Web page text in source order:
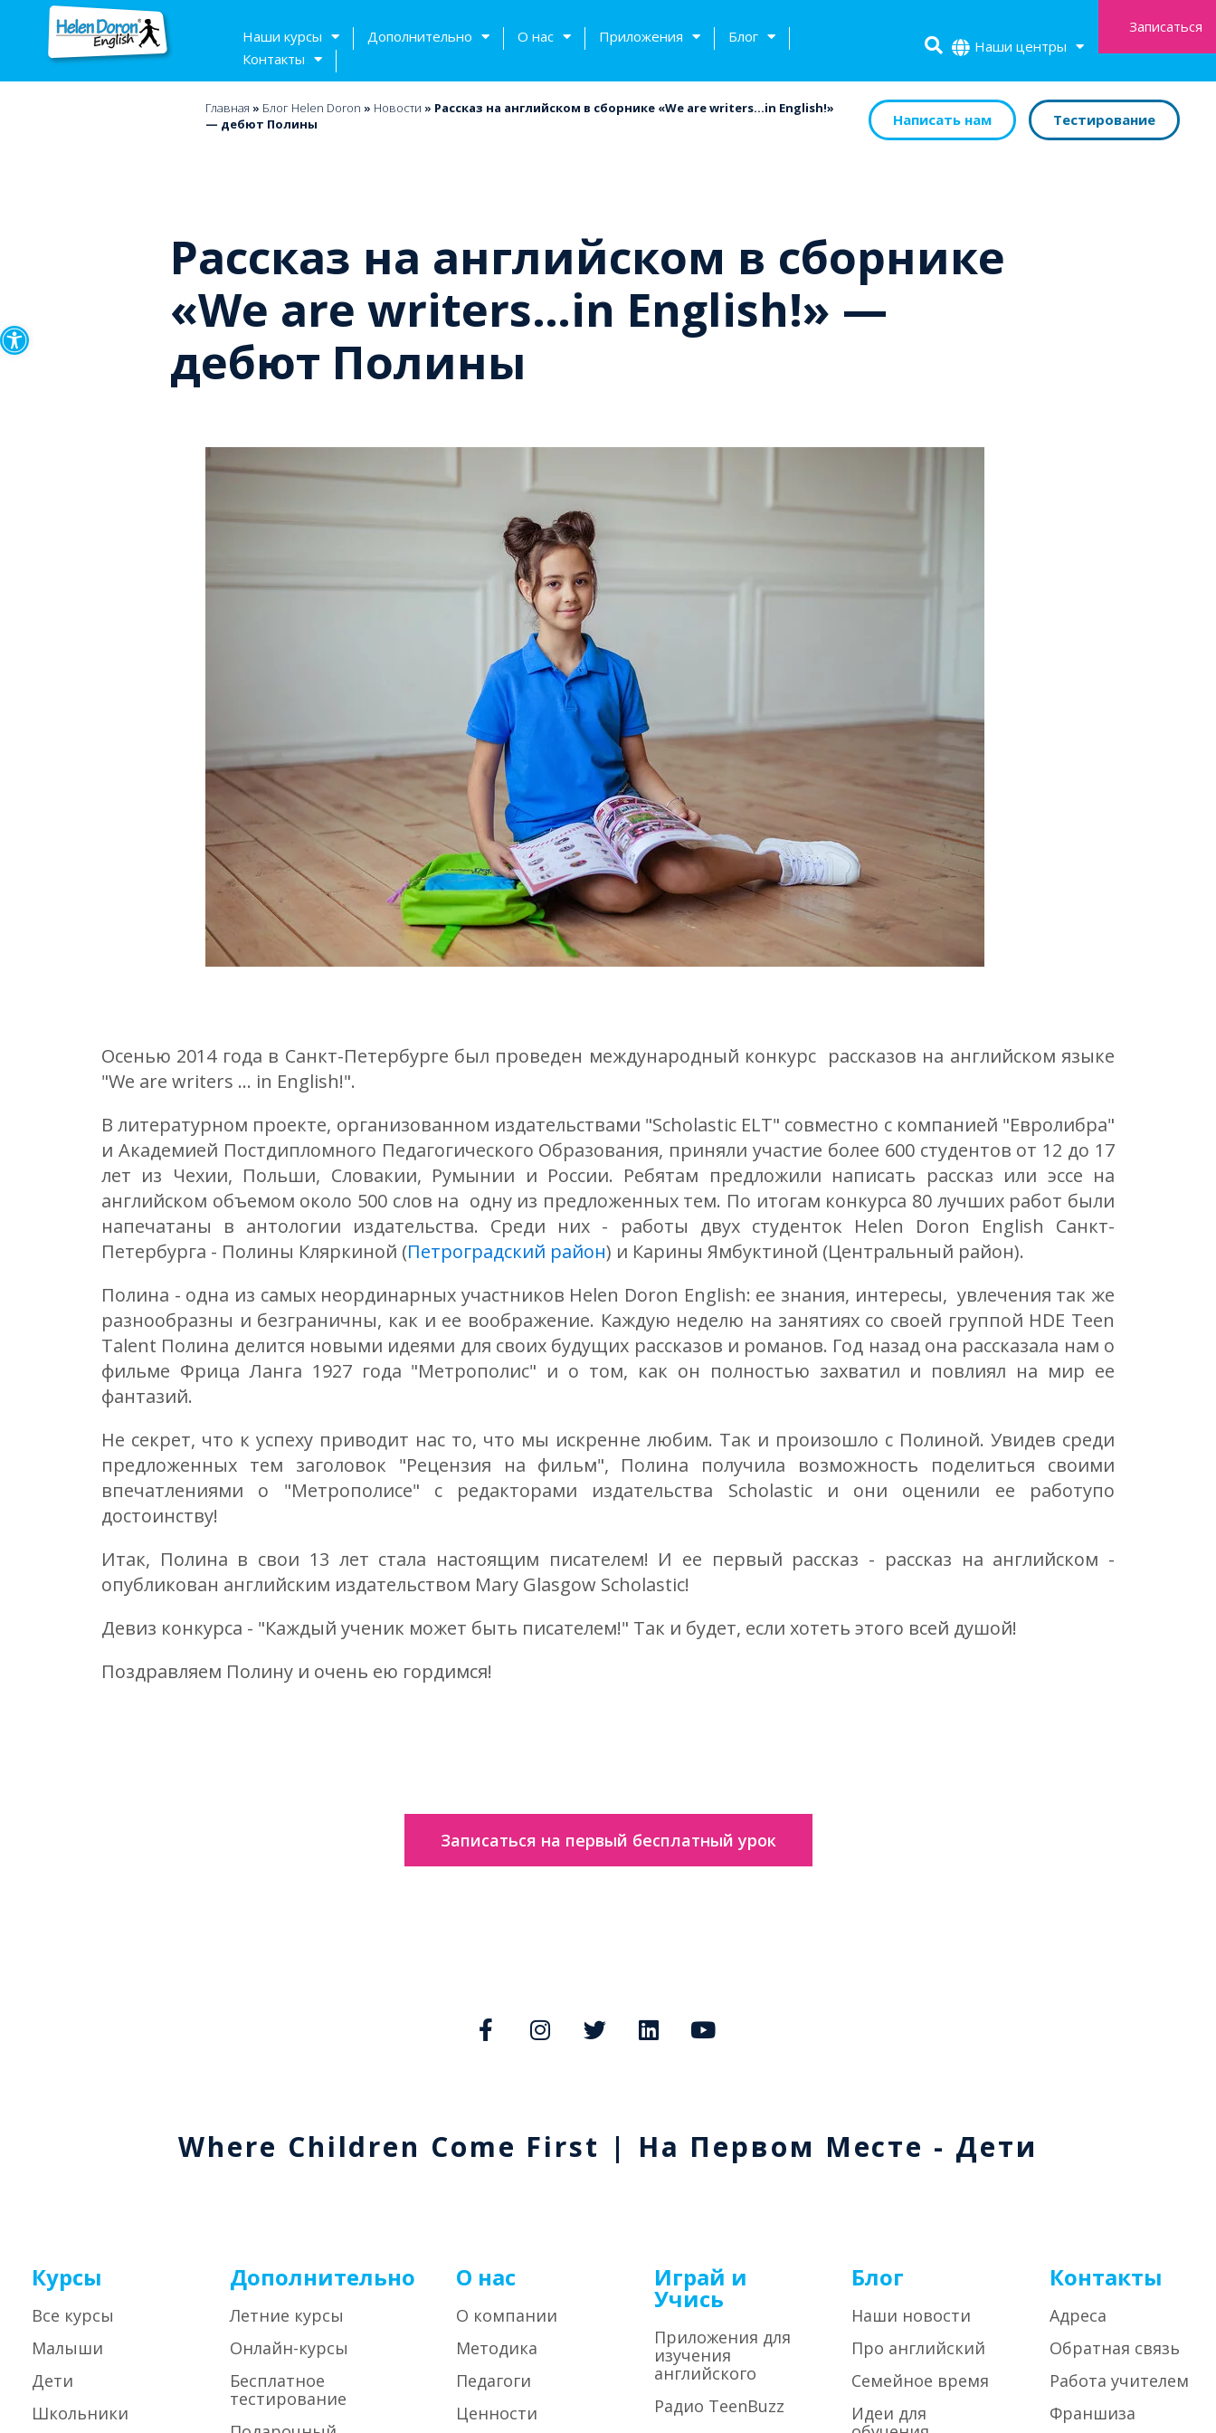
Открыть панель инструментов
Наши курсы Дополнительно О нас Приложения
Блог
Контакты
Наши центры
Записаться
Главная » Блог Helen Doron » Новости » Рассказ на английском в сборнике «We are writers…in English!»
— дебют Полины
Написать нам Тестирование
Рассказ на английском в сборнике
«We are writers…in English!» —
дебют Полины
Осенью 2014 года в Санкт-Петербурге был проведен международный конкурс рассказов на английском языке
"We are writers ... in English!".
В литературном проекте, организованном издательствами "Scholastic ELT" совместно с компанией "Евролибра"
и Академией Постдипломного Педагогического Образования, приняли участие более 600 студентов от 12 до 17
лет из Чехии, Польши, Словакии, Румынии и России. Ребятам предложили написать рассказ или эссе на
английском объемом около 500 слов на одну из предложенных тем. По итогам конкурса 80 лучших работ были
напечатаны в антологии издательства. Среди них - работы двух студенток Helen Doron English Санкт-
Петербурга - Полины Кляркиной (Петроградский район) и Карины Ямбуктиной (Центральный район).
Полина - одна из самых неординарных участников Helen Doron English: ее знания, интересы, увлечения так же
разнообразны и безграничны, как и ее воображение. Каждую неделю на занятиях со своей группой HDE Teen
Talent Полина делится новыми идеями для своих будущих рассказов и романов. Год назад она рассказала нам о
фильме Фрица Ланга 1927 года "Метрополис" и о том, как он полностью захватил и повлиял на мир ее
фантазий.
Не секрет, что к успеху приводит нас то, что мы искренне любим. Так и произошло с Полиной. Увидев среди
предложенных тем заголовок "Рецензия на фильм", Полина получила возможность поделиться своими
впечатлениями о "Метрополисе" с редакторами издательства Scholastic и они оценили ее работупо
достоинству!
Итак, Полина в свои 13 лет стала настоящим писателем! И ее первый рассказ - рассказ на английском -
опубликован английским издательством Mary Glasgow Scholastic!
Девиз конкурса - "Каждый ученик может быть писателем!" Так и будет, если хотеть этого всей душой!
Поздравляем Полину и очень ею гордимся!
Записаться на первый бесплатный урок
Where Children Come First | На Первом Месте - Дети
Курсы
Все курсы
Малыши
Дети
Школьники
Дополнительно
Летние курсы
Онлайн-курсы
Бесплатное
тестирование
О нас
О компании
Методика
Педагоги
Ценности
Играй и
Учись
Приложения для
изучения
английского
Радио TeenBuzz
Блог
Наши новости
Про английский
Семейное время
Идеи для
Контакты
Адреса
Обратная связь
Работа учителем
Франшиза